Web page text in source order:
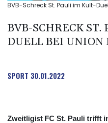
BVB-Schreck St. Pauli im Kult-
BVB-SCHRECK
DUELL BEI UNION
SPORT 30.01.2022
Zweitligist FC St. Pauli trifft